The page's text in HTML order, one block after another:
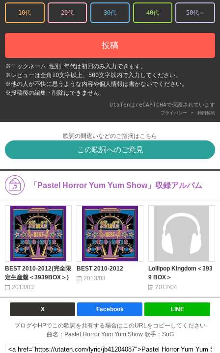
10代 20代 30代 40代 50代～
投稿
※ニックネーム･性別･年代は初回のみ入力できます。
※レビューは全角10文字以上、500文字以内で入力してください。
※他の人が不快に思うような内容や個人情報は書かないでください。
※投稿後の編集・削除はできません。
UtaTenはreCAPTCHAで保護されています
プライバシー - 利用契約
歌詞の間違いなどのご指摘はこちら
この歌詞へのご意見
「Pastel Horror Yum Yum Show」収録アルバム
BEST 2010-2012(完全限
定生産盤＜3939BOX＞)
2013/03
BEST 2010-2012
2013/03
Lollipop Kingdom＜393
9 BOX＞
2012/04
X Facebook LINE
ブログやHPでこの歌詞を共有する場合はこのURLをコピーしてください
曲名：Pastel Horror Yum Yum Show 歌手：SuG